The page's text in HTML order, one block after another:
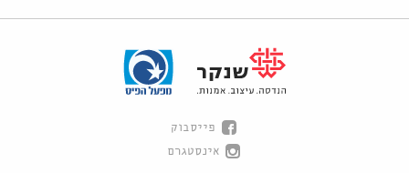
פייסבוק
אינסטגרם